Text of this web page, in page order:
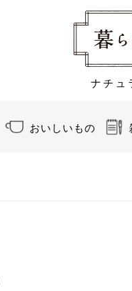
ナチュ
おいしいもの